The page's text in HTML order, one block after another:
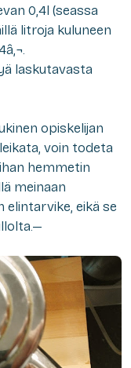
0,4l (seassa
litroja kuluneen
laskutavasta
opiskelijan
voin todeta
hemmetin
meinaan
elintarvike, eikä se